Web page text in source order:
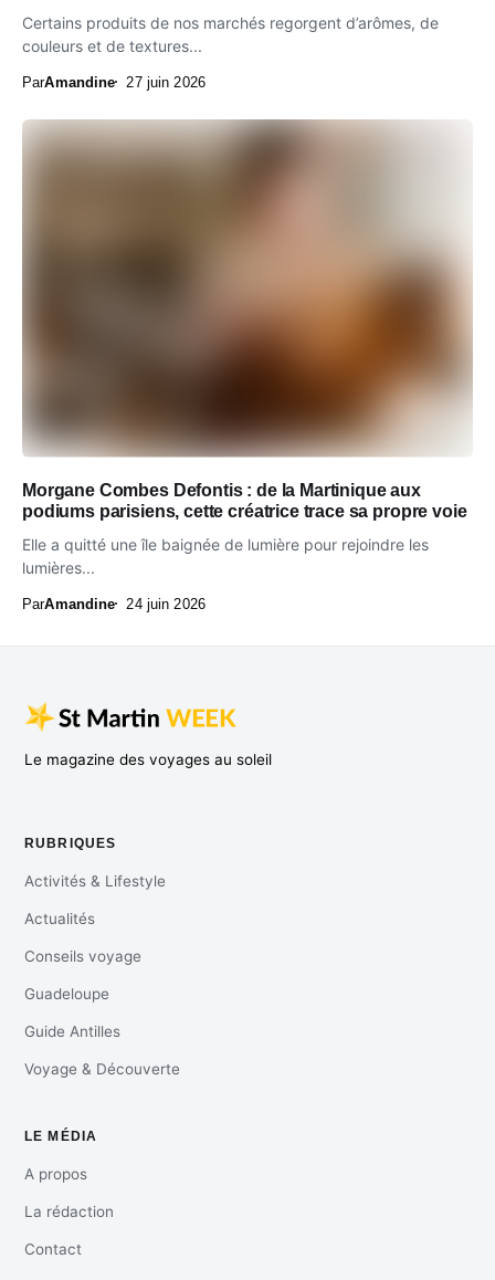
Certains produits de nos marchés regorgent d’arômes, de
couleurs et de textures...
ParAmandine 27 juin 2026
Morgane Combes Defontis : de la Martinique aux
podiums parisiens, cette créatrice trace sa propre voie
Elle a quitté une île baignée de lumière pour rejoindre les
lumières...
ParAmandine 24 juin 2026
Le magazine des voyages au soleil
RUBRIQUES
Activités & Lifestyle
Actualités
Conseils voyage
Guadeloupe
Guide Antilles
Voyage & Découverte
LE MÉDIA
A propos
La rédaction
Contact